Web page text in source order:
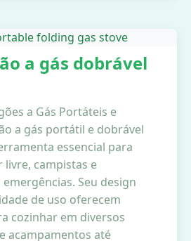
a gás dobrável
a Gás Portáteis e
a gás portátil e dobrável
essencial para
livre, campistas e
Seu design
de uso oferecem
cozinhar em diversos
acampamentos até